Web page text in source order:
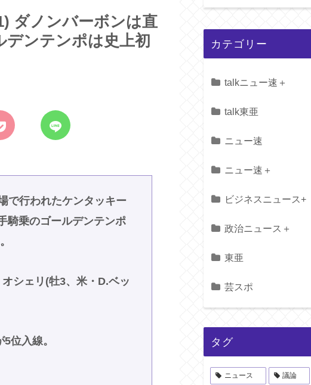
ダノンバーボンは直
ンテンポは史上初
で行われたケンタッキー
騎乗のゴールデンテンポ
シェリ(牡3、米・D.ベッ
位入線。
カテゴリー
talkニュー速＋
talk東亜
ニュー速
ニュー速＋
ビジネスニュース+
政治ニュース＋
東亜
芸スポ
タグ
ニュース 議論